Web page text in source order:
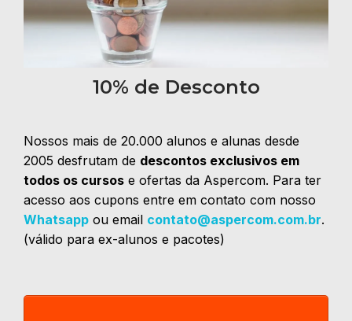
10% de Desconto
Nossos mais de 20.000 alunos e alunas desde
2005 desfrutam de descontos exclusivos em
todos os cursos e ofertas da Aspercom. Para ter
acesso aos cupons entre em contato com nosso
Whatsapp ou email contato@aspercom.com.br.
(válido para ex-alunos e pacotes)